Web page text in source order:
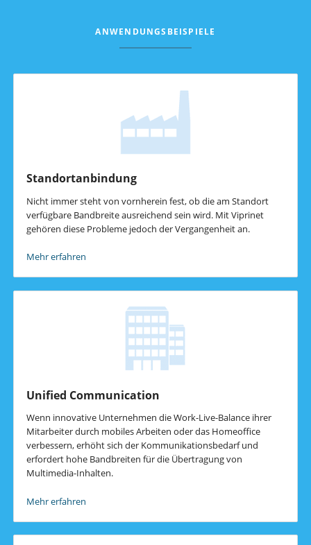
ANWENDUNGSBEISPIELE
Standortanbindung
Nicht immer steht von vornherein fest, ob die am Standort
verfügbare Bandbreite ausreichend sein wird. Mit Viprinet
gehören diese Probleme jedoch der Vergangenheit an.
Mehr erfahren
Unified Communication
Wenn innovative Unternehmen die Work-Live-Balance ihrer
Mitarbeiter durch mobiles Arbeiten oder das Homeoffice
verbessern, erhöht sich der Kommunikationsbedarf und
erfordert hohe Bandbreiten für die Übertragung von
Multimedia-Inhalten.
Mehr erfahren